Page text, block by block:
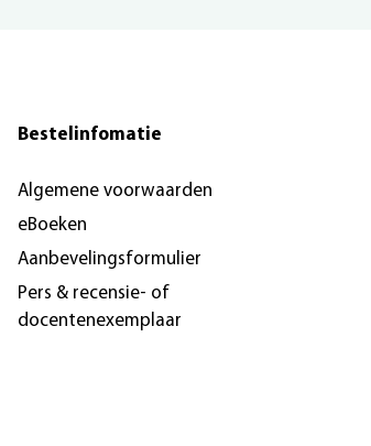
Bestelinfomatie
Algemene voorwaarden
eBoeken
Aanbevelingsformulier
Pers & recensie- of
docentenexemplaar